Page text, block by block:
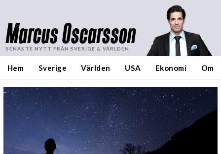
Marcus Oscarsson
SENASTE NYTT FRÅN SVERIGE & VÄRLDEN
Hem Sverige Världen USA Ekonomi Om